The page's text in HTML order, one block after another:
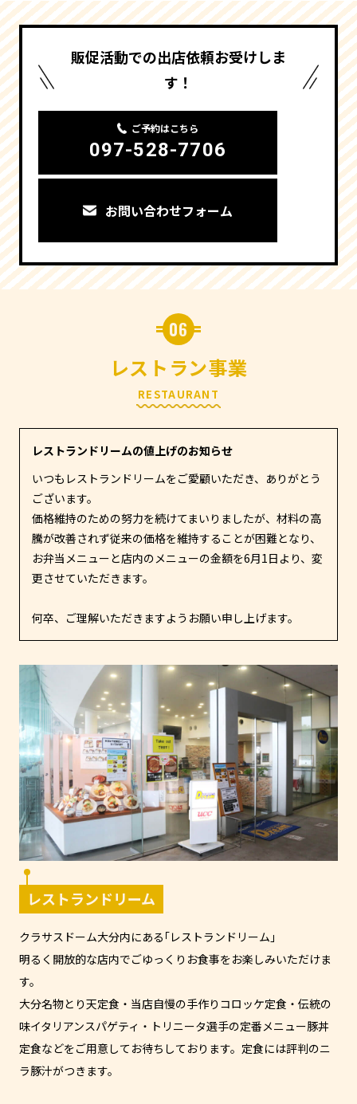
販促活動での出店依頼お受けしま
す！
ご予約はこちら
097-528-7706
お問い合わせフォーム
06
レストラン事業
RESTAURANT
レストランドリームの値上げのお知らせ
いつもレストランドリームをご愛顧いただき、ありがとう
ございます。
価格維持のための努力を続けてまいりましたが、材料の高
騰が改善されず従来の価格を維持することが困難となり、
お弁当メニューと店内のメニューの金額を6月1日より、変
更させていただきます。
何卒、ご理解いただきますようお願い申し上げます。
レストランドリーム
クラサスドーム大分内にある｢レストランドリーム」
明るく開放的な店内でごゆっくりお食事をお楽しみいただけま
す。
大分名物とり天定食・当店自慢の手作りコロッケ定食・伝統の
味イタリアンスパゲティ・トリニータ選手の定番メニュー豚丼
定食などをご用意してお待ちしております。定食には評判のニ
ラ豚汁がつきます。